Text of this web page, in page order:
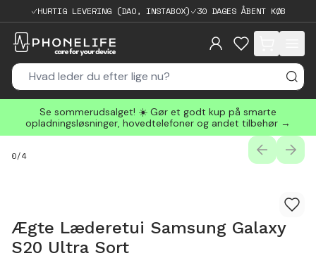
HURTIG LEVERING (DAO, INSTABOX) 30 DAGES ÅBENT KØB
items in cart,
Se sommerudsalget! ☀️ Gør et godt kup på smarte
opladningsløsninger, hovedtelefoner og andet tilbehør →
0/4
Ægte Læderetui Samsung Galaxy
S20 Ultra Sort